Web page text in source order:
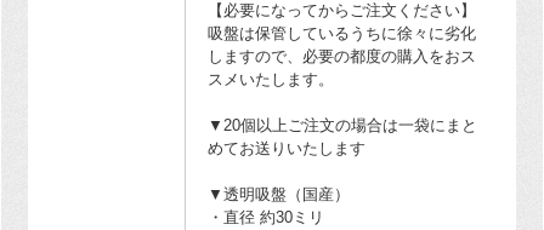
【必要になってからご注文ください】
吸盤は保管しているうちに徐々に劣化
しますので、必要の都度の購入をおス
スメいたします。
▼20個以上ご注文の場合は一袋にまと
めてお送りいたします
▼透明吸盤（国産）
・直径 約30ミリ